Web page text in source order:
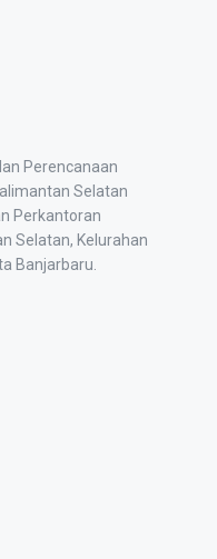
Perencanaan
Selatan
Perkantoran
Selatan, Kelurahan
Banjarbaru.